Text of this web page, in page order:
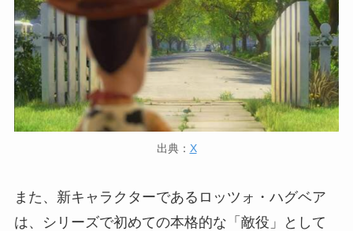
出典： X
また、新キャラクターであるロッツォ・ハグベア
は、シリーズで初めての本格的な「敵役」として